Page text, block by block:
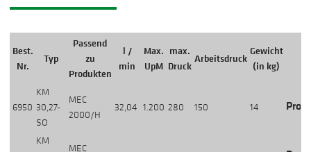
Best.
Nr.
Typ
Passend
zu
Produkten
l /
min
Max.
UpM
max.
Druck
Arbeitsdruck
Gewicht
(in kg)
6950
KM
30,27-
SO
MEC
2000/H
32,04 1.200 280 150 14
KM
MEC